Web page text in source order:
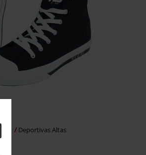
Deportivas Altas